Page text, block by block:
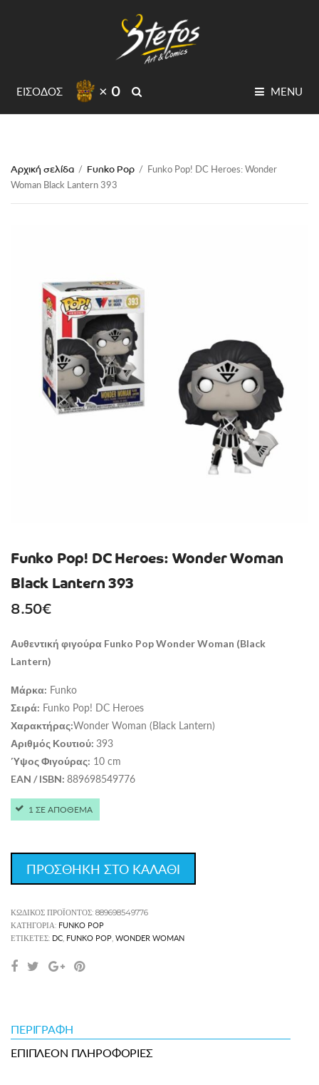
ΕΙΣΟΔΟΣ × 0 MENU
Αρχική σελίδα / Funko Pop / Funko Pop! DC Heroes: Wonder
Woman Black Lantern 393
Funko Pop! DC Heroes: Wonder Woman
Black Lantern 393
8.50€
Αυθεντική φιγούρα Funko Pop Wonder Woman (Black
Lantern)
Μάρκα: Funko
Σειρά: Funko Pop! DC Heroes
Χαρακτήρας:Wonder Woman (Black Lantern)
Αριθμός Κουτιού: 393
Ύψος Φιγούρας: 10 cm
EAN /ISBN: 889698549776
1 ΣΕ ΑΠΟΘΕΜΑ
ΠΡΟΣΘΗΚΗ ΣΤΟ ΚΑΛΑΘΙ
ΚΩΔΙΚΌΣ ΠΡΟΪΌΝΤΟΣ: 889698549776
ΚΑΤΗΓΟΡΊΑ: FUNKO POP
ΕΤΙΚΈΤΕΣ: DC, FUNKO POP, WONDER WOMAN
ΠΕΡΙΓΡΑΦΉ
ΕΠΙΠΛΈΟΝ ΠΛΗΡΟΦΟΡΊΕΣ